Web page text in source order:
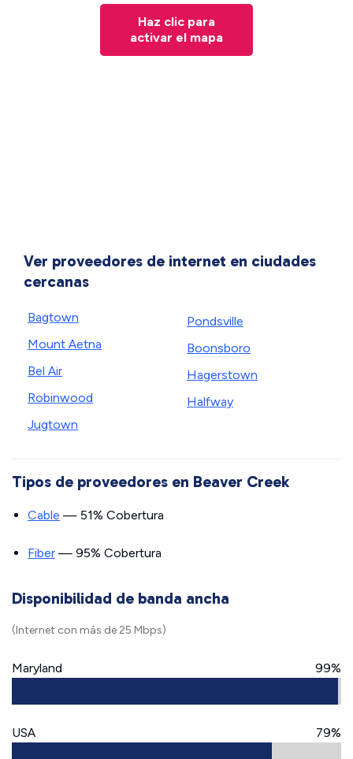
Haz clic para
activar el mapa
Ver proveedores de internet en ciudades
cercanas
Bagtown
Mount Aetna
Bel Air
Robinwood
Jugtown
Pondsville
Boonsboro
Hagerstown
Halfway
Tipos de proveedores en Beaver Creek
Cable — 51% Cobertura
Fiber — 95% Cobertura
Disponibilidad de banda ancha
(Internet con más de 25 Mbps)
Maryland 99%
USA 79%